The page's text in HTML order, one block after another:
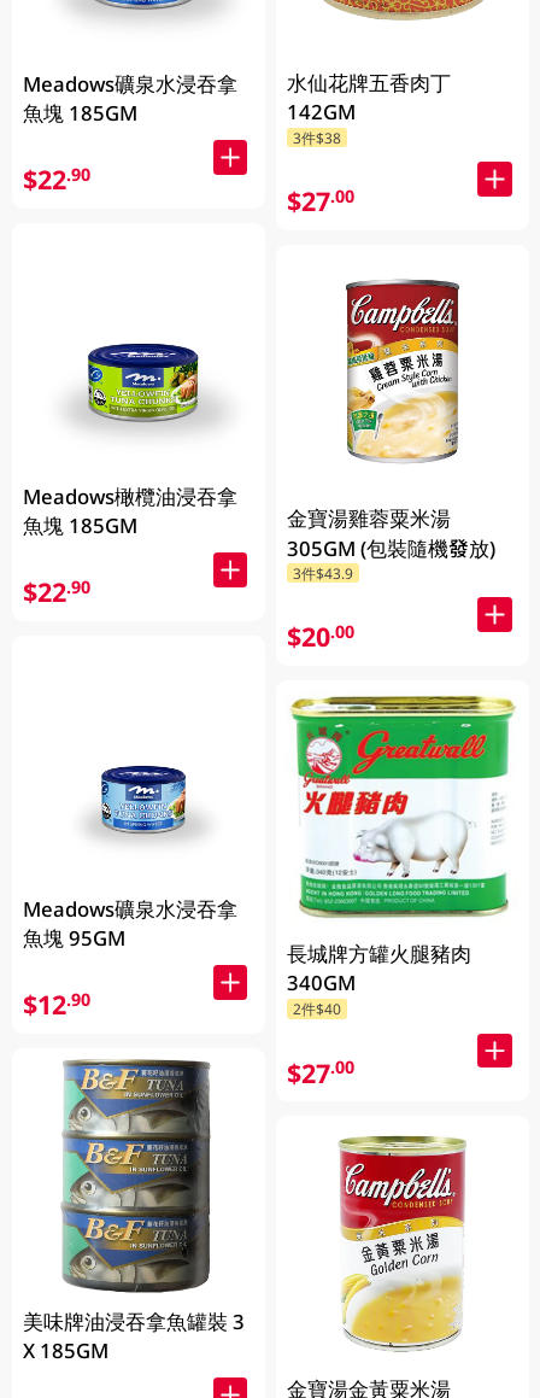
Meadows礦泉水浸吞拿
魚塊 185GM
$22.90
Meadows橄欖油浸吞拿
魚塊 185GM
$22.90
Meadows礦泉水浸吞拿
魚塊 95GM
$12.90
美味牌油浸吞拿魚罐裝 3
X 185GM
水仙花牌五香肉丁
142GM
3件$38
$27.00
金寶湯雞蓉粟米湯
305GM (包裝隨機發放)
3件$43.9
$20.00
長城牌方罐火腿豬肉
340GM
2件$40
$27.00
金寶湯金黃粟米湯